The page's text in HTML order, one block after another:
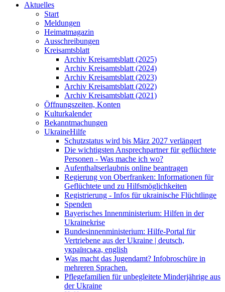
Aktuelles
Start
Meldungen
Heimatmagazin
Ausschreibungen
Kreisamtsblatt
Archiv Kreisamtsblatt (2025)
Archiv Kreisamtsblatt (2024)
Archiv Kreisamtsblatt (2023)
Archiv Kreisamtsblatt (2022)
Archiv Kreisamtsblatt (2021)
Öffnungszeiten, Konten
Kulturkalender
Bekanntmachungen
UkraineHilfe
Schutzstatus wird bis März 2027 verlängert
Die wichtigsten Ansprechpartner für geflüchtete
Personen - Was mache ich wo?
Aufenthaltserlaubnis online beantragen
Regierung von Oberfranken: Informationen für
Geflüchtete und zu Hilfsmöglichkeiten
Registrierung - Infos für ukrainische Flüchtlinge
Spenden
Bayerisches Innenministerium: Hilfen in der
Ukrainekrise
Bundesinnenministerium: Hilfe-Portal für
Vertriebene aus der Ukraine | deutsch,
українська, english
Was macht das Jugendamt? Infobroschüre in
mehreren Sprachen.
Pflegefamilien für unbegleitete Minderjährige aus
der Ukraine